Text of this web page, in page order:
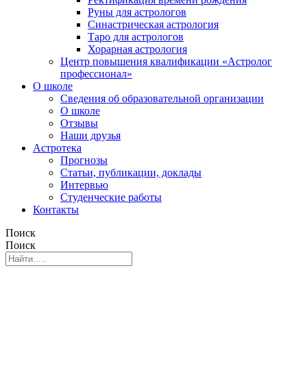
Руны для астрологов
Синастрическая астрология
Таро для астрологов
Хорарная астрология
Центр повышения квалификации «Астролог
профессионал»
О школе
Сведения об образовательной организации
О школе
Отзывы
Наши друзья
Астротека
Прогнозы
Статьи, публикации, доклады
Интервью
Студенческие работы
Контакты
Поиск
Поиск